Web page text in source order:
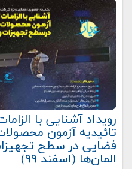
رویداد آشنایی با
تائیدیه آزمون
فضایی در سطح
المان‌ها (اسفند ۹۹)